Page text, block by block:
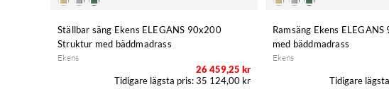
Ställbar säng Ekens ELEGANS 90x200
Struktur med bäddmadrass
Ekens
26 459,25 kr
35 124,00 kr
Ramsäng Ekens
med bäddmadrass
Ekens